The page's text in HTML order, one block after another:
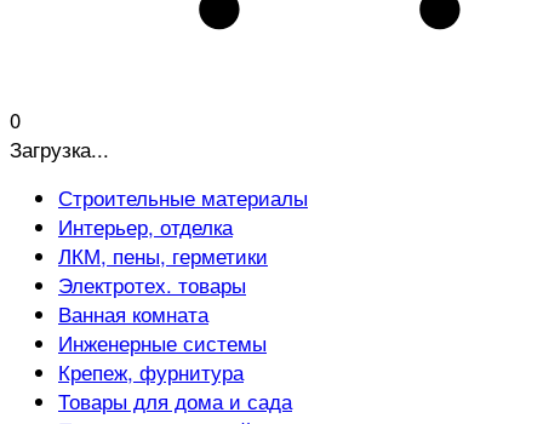
0
Загрузка...
Строительные материалы
Интерьер, отделка
ЛКМ, пены, герметики
Электротех. товары
Ванная комната
Инженерные системы
Крепеж, фурнитура
Товары для дома и сада